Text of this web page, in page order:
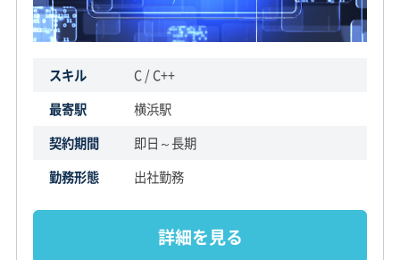
スキル
C / C++
最寄駅
横浜駅
契約期間
即日～長期
勤務形態
出社勤務
詳細を見る